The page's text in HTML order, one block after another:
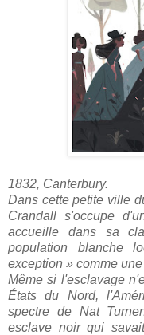
1832, Canterbury.
Dans cette petite ville
Crandall s'occupe
accueille dans sa
population blanche
exception » comme
Même si l'esclavage
États du Nord,
spectre de Nat
esclave noir qui